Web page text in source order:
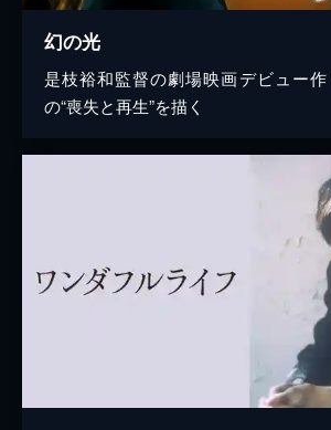
幻の光
是枝裕和監督の劇場映画デビュー
の“喪失と再生”を描く